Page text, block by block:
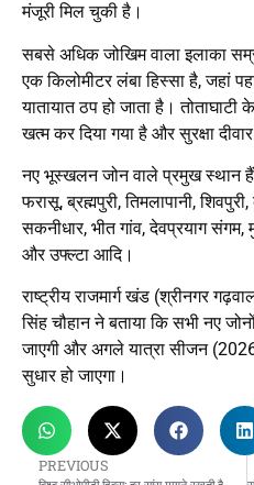
मंजूरी मिल चुकी है।
सबसे अधिक जोखिम वाला इलाका
एक किलोमीटर लंबा हिस्सा है, जहां
यातायात ठप हो जाता है।
खत्म कर दिया गया है और सुरक्षा
नए भूस्खलन जोन वाले प्रमुख स्थान
फरासू, ब्रह्मपुरी, तिमलापानी,
सकनीधार, भीत गांव, देवप्रयाग संगम,
और उफ्ल्टा आदि।
राष्ट्रीय राजमार्ग खंड (श्रीनगर
सिंह चौहान ने बताया कि सभी नए
जाएगी और अगले यात्रा सीजन
सुधार हो जाएगा।
PREVIOUS